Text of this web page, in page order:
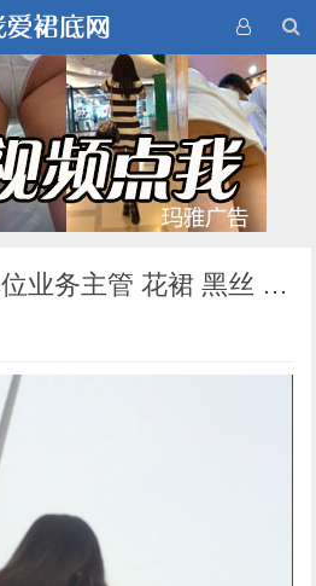
{街抄贴}抄底某单位业务主管 花裙 黑丝 →（裙舞飞扬）